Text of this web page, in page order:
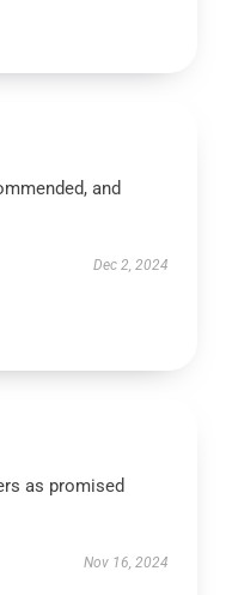
and
Dec 2, 2024
as promised
Nov 16, 2024